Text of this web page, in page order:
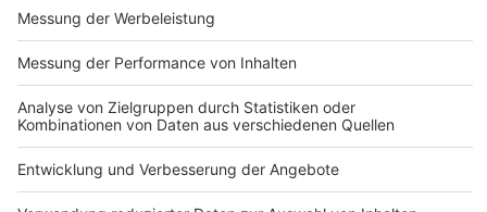
Nutzungsbedingungen
Impressum
Das Band-ABC
Jobs
Presse
Kontakt
Studio-Hotline
Region wechseln
Newsletter